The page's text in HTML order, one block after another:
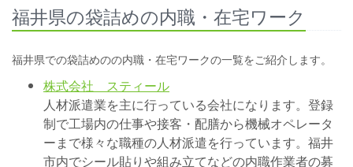
福井県の袋詰めの内職・在宅ワーク
福井県での袋詰めのの内職・在宅ワークの一覧をご紹介します。
株式会社 スティール
人材派遣業を主に行っている会社になります。登録
制で工場内の仕事や接客・配膳から機械オペレータ
ーまで様々な職種の人材派遣を行っています。福井
市内でシール貼りや組み立てなどの内職作業者の募